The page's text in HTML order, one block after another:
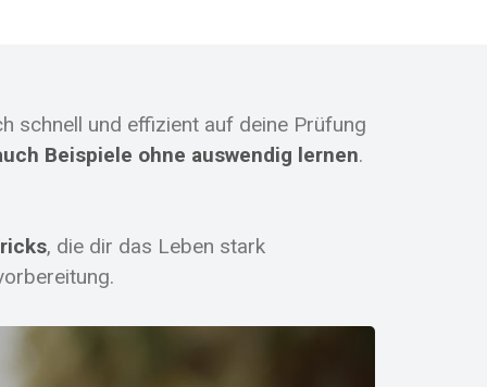
schnell und effizient auf deine Prüfung
Beispiele ohne auswendig lernen.
, die dir das Leben stark